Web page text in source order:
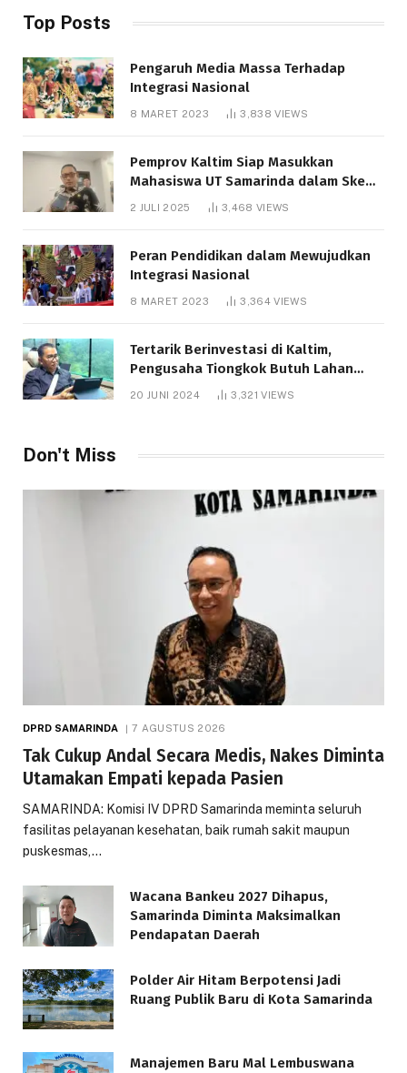
Top Posts
Pengaruh Media Massa Terhadap
Integrasi Nasional
8 MARET 2023 3,838VIEWS
Pemprov Kaltim Siap Masukkan
Mahasiswa UT Samarinda dalam Skema
Bantuan Pendidikan Gratispol
2 JULI 2025 3,468 VIEWS
Peran Pendidikan dalam Mewujudkan
Integrasi Nasional
8 MARET 2023 3,364VIEWS
Tertarik Berinvestasi di Kaltim,
Pengusaha Tiongkok Butuh Lahan
1.000 Hektare
20 JUNI 2024 3,321VIEWS
Don't Miss
DPRD SAMARINDA 7 AGUSTUS 2026
Tak Cukup Andal Secara Medis, Nakes Diminta
Utamakan Empati kepada Pasien
SAMARINDA: Komisi IV DPRD Samarinda meminta seluruh
fasilitas pelayanan kesehatan, baik rumah sakit maupun
puskesmas,…
Wacana Bankeu 2027 Dihapus,
Samarinda Diminta Maksimalkan
Pendapatan Daerah
Polder Air Hitam Berpotensi Jadi
Ruang Publik Baru di Kota Samarinda
Manajemen Baru Mal Lembuswana